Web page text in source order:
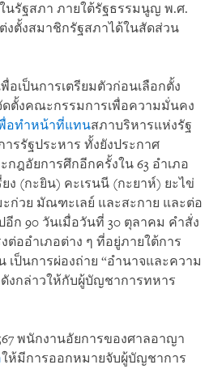
นรัฐสภา ภายใต้รัฐธรรมนูญ พ.ศ.
งตั้งสมาชิกรัฐสภาได้ในสัดส่วน
อเป็นการเตรียมตัวก่อนเลือกตั้ง
ตั้งคณะกรรมการเพื่อความมั่นคง
อทำหน้าที่แทนสภาบริหารแห่งรัฐ
รรัฐประหาร ทั้งยังประกาศ
ฎอัยการศึกอีกครั้งใน 63 อำเภอ
ง (กะยิน) คะเรนนี (กะยาห์) ยะไข่
ก่วย มัณฑะเลย์ และสะกาย และต่อ
อีก 90 วันเมื่อวันที่ 30 ตุลาคม คำสั่ง
ต่ออำเภอต่าง ๆ ที่อยู่ภายใต้การ
ป็นการผ่องถ่าย “อำนาจและความ
งกล่าวให้กับผู้บัญชาการทหาร
พนักงานอัยการของศาลอาญา
ให้มีการออกหมายจับผู้บัญชาการ